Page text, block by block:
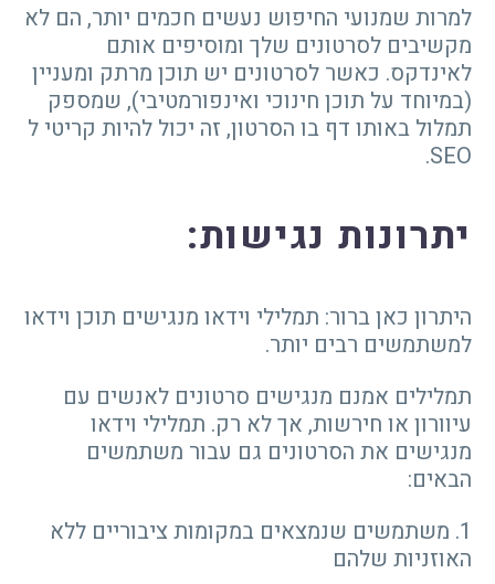
למרות שמנועי החיפוש נעשים חכמים יותר, הם לא
מקשיבים לסרטונים שלך ומוסיפים אותם
לאינדקס. כאשר לסרטונים יש תוכן מרתק ומעניין
(במיוחד על תוכן חינוכי ואינפורמטיבי), שמספק
תמלול באותו דף בו הסרטון, זה יכול להיות קריטי ל
SEO.
יתרונות נגישות:
היתרון כאן ברור: תמלילי וידאו מנגישים תוכן וידאו
למשתמשים רבים יותר.
תמלילים אמנם מנגישים סרטונים לאנשים עם
עיוורון או חירשות, אך לא רק. תמלילי וידאו
מנגישים את הסרטונים גם עבור משתמשים
הבאים:
1. משתמשים שנמצאים במקומות ציבוריים ללא
האוזניות שלהם